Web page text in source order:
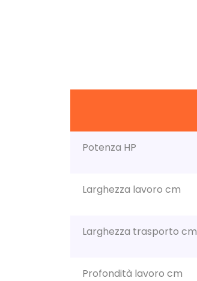
Potenza HP
Larghezza lavoro cm
Larghezza trasporto cm
Profondità lavoro cm